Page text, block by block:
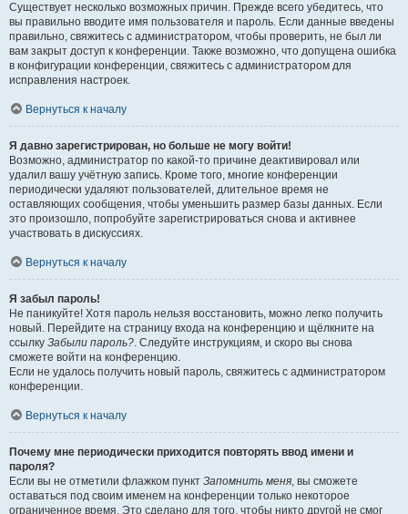
Существует несколько возможных причин. Прежде всего убедитесь, что
вы правильно вводите имя пользователя и пароль. Если данные введены
правильно, свяжитесь с администратором, чтобы проверить, не был ли
вам закрыт доступ к конференции. Также возможно, что допущена ошибка
в конфигурации конференции, свяжитесь с администратором для
исправления настроек.
Вернуться к началу
Я давно зарегистрирован, но больше не могу войти!
Возможно, администратор по какой-то причине деактивировал или
удалил вашу учётную запись. Кроме того, многие конференции
периодически удаляют пользователей, длительное время не
оставляющих сообщения, чтобы уменьшить размер базы данных. Если
это произошло, попробуйте зарегистрироваться снова и активнее
участвовать в дискуссиях.
Вернуться к началу
Я забыл пароль!
Не паникуйте! Хотя пароль нельзя восстановить, можно легко получить
новый. Перейдите на страницу входа на конференцию и щёлкните на
ссылку Забыли пароль?. Следуйте инструкциям, и скоро вы снова
сможете войти на конференцию.
Если не удалось получить новый пароль, свяжитесь с администратором
конференции.
Вернуться к началу
Почему мне периодически приходится повторять ввод имени и
пароля?
Если вы не отметили флажком пункт Запомнить меня, вы сможете
оставаться под своим именем на конференции только некоторое
ограниченное время. Это сделано для того, чтобы никто другой не смог